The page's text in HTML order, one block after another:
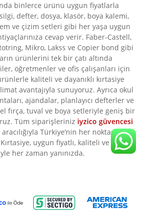
binlerce ürünü uygun fiyatlarla
defter, dosya, klasör, boya kalemi,
ve çizim setleri gibi her yaşa uygun
cevap verir. Faber-Castell,
Mikro, Lakss ve Copier bond gibi
ürünlerini tek bir çatı altında
öğretmenler ve ofis çalışanları için
kaliteli ve dayanıklı kırtasiye
avantajıyla sunuyoruz. Ayrıca okul
ajandalar, planlayıcı defterler ve
fırça, tuval ve boya setleriyle geniş bir
Tüm siparişleriniz iyzico güvencesi
aracılığıyla Türkiye’nin her noktasına
uygun fiyatlı, kaliteli ve orijinal
her zaman yanınızda.